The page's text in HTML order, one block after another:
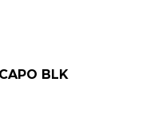
BLK